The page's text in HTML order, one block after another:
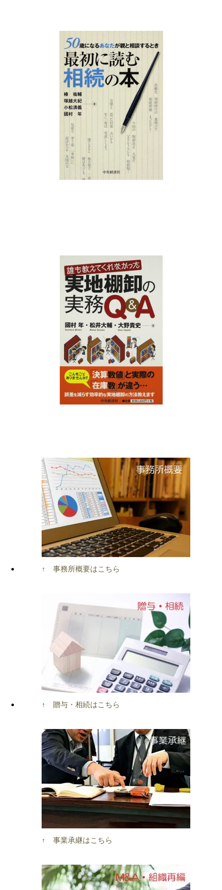
↑ 事務所概要はこちら
↑ 贈与・相続はこちら
↑ 事業承継はこちら